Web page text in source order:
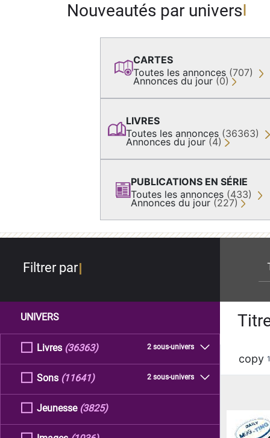
Nouveautés par univers
CARTES
Toutes les annonces (707)
Annonces du jour (0)
LIVRES
Toutes les annonces (36363)
Annonces du jour (4)
PUBLICATIONS EN SÉRIE
Toutes les annonces (433)
Annonces du jour (227)
Filtrer par
UNIVERS
Livres 2 sous-univers
(36363)
Sons 2 sous-univers
(11641)
Jeunesse (3825)
copy